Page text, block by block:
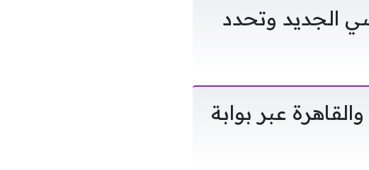
الجديد وتحدد
2026 في الجيزة والقاهرة عبر بوابة